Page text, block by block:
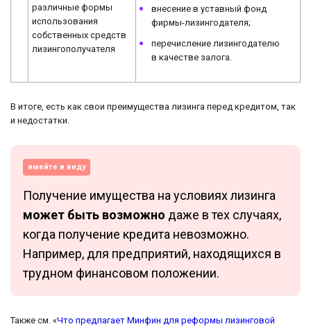
различные формы
использования
собственных средств
лизингополучателя
внесение в уставный фонд
фирмы-лизингодателя;
перечисление лизингодателю
в качестве залога.
В итоге, есть как свои преимущества лизинга перед кредитом, так
и недостатки.
имейте в виду
Получение имущества на условиях лизинга
может быть возможно даже в тех случаях,
когда получение кредита невозможно.
Например, для предприятий, находящихся в
трудном финансовом положении.
Также см. «Что предлагает Минфин для реформы лизинговой